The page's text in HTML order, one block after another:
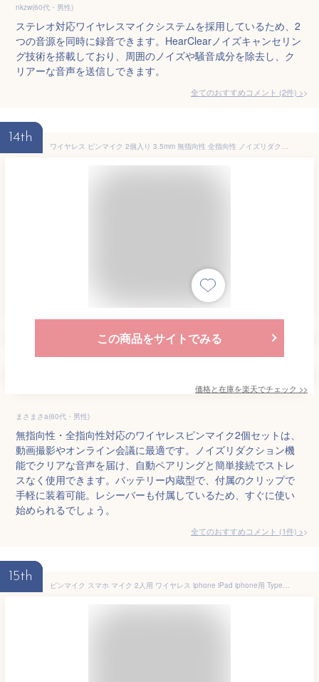
nkzw(60代・男性)
ステレオ対応ワイヤレスマイクシステムを採用しているため、2
つの音源を同時に録音できます。HearClearノイズキャンセリン
グ技術を搭載しており、周囲のノイズや騒音成分を除去し、ク
リアーな音声を送信しできます。
全てのおすすめコメント (2件) >
14th
ワイヤレス ピンマイク 2個入り 3.5mm 無指向性 全指向性 ノイズリダクション バッテリー内蔵 自動ペアリング 簡単接続 クリップ付き レシーバー付属 PR-K35PRO【メール便 送料無料】
この商品をサイトでみる
価格と在庫を楽天でチェック >>
まさまさa(60代・男性)
無指向性・全指向性対応のワイヤレスピンマイク2個セットは、
動画撮影やオンライン会議に最適です。ノイズリダクション機
能でクリアな音声を届け、自動ペアリングと簡単接続でストレ
スなく使用できます。バッテリー内蔵型で、付属のクリップで
手軽に装着可能。レシーバーも付属しているため、すぐに使い
始められるでしょう。
全てのおすすめコメント (1件) >
15th
ピンマイク スマホ マイク 2人用 ワイヤレス iphone iPad iphone用 Type-C端末専用 typec type-c ワイヤレスマイク 無線マイク スマホ用マイク パソコン ラベリアマイク 小型マイク クリップ式 ノイキャン 小型ビデオマイク 集音器 収音 噪音減らし